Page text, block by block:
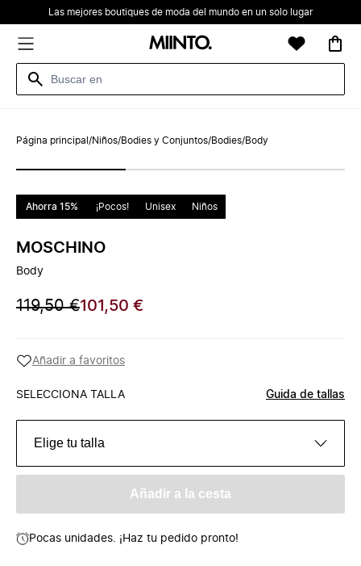
Las mejores boutiques de moda del mundo en un solo lugar
Página principal /Niños/Bodies y Conjuntos/Bodies/Body
Ahorra 15% ¡Pocos! Unisex Niños
MOSCHINO
Body
119,50 €101,50 €
Añadir a favoritos
SELECCIONA TALLA Guida de tallas
Elige tu talla
Añadir a la cesta
Pocas unidades. ¡Haz tu pedido pronto!